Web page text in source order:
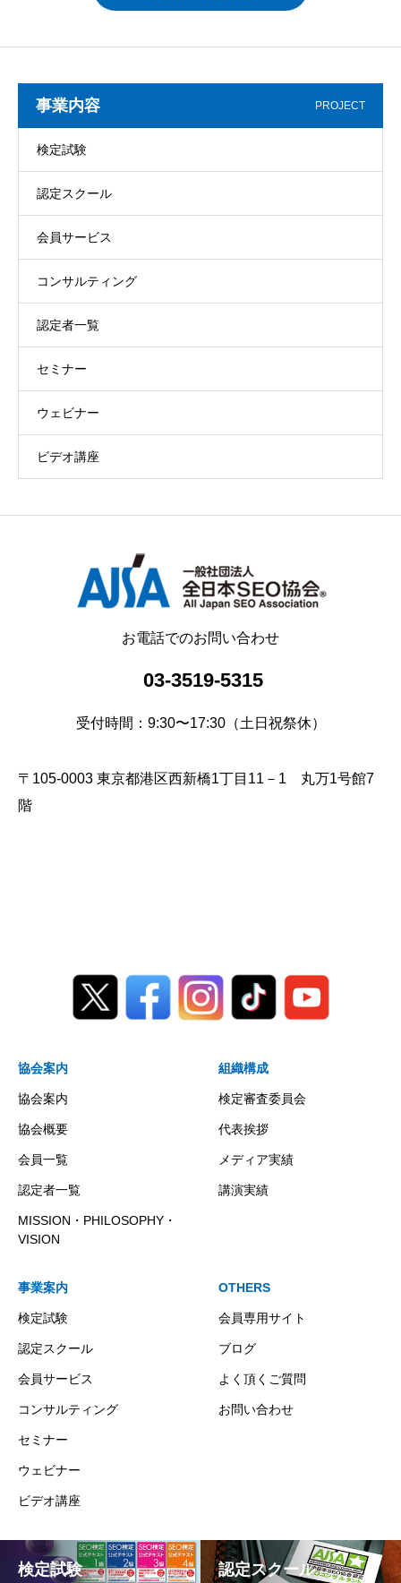
事業内容 PROJECT
検定試験
認定スクール
会員サービス
コンサルティング
認定者一覧
セミナー
ウェビナー
ビデオ講座
お電話でのお問い合わせ
03-3519-5315
受付時間：9:30〜17:30（土日祝祭休）
〒105-0003 東京都港区西新橋1丁目11－1 丸万1号館7
階
協会案内
協会案内
協会概要
会員一覧
認定者一覧
MISSION・PHILOSOPHY・
VISION
組織構成
検定審査委員会
代表挨拶
メディア実績
講演実績
事業案内
検定試験
認定スクール
会員サービス
コンサルティング
セミナー
ウェビナー
ビデオ講座
OTHERS
会員専用サイト
ブログ
よく頂くご質問
お問い合わせ
検定試験 認定スクール